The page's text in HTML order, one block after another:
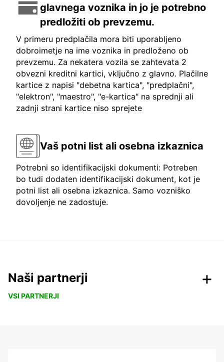
glavnega voznika in jo je potrebno
predložiti ob prevzemu.
V primeru predplačila mora biti uporabljeno
dobroimetje na ime voznika in predloženo ob
prevzemu. Za nekatera vozila se zahtevata 2
obvezni kreditni kartici, vključno z glavno. Plačilne
kartice z napisi "debetna kartica", "predplačni",
"elektron", "maestro", "e-kartica" na sprednji ali
zadnji strani kartice niso sprejete
Vaš potni list ali osebna izkaznica
Potrebni so identifikacijski dokumenti: Potreben
bo tudi dodaten identifikacijski dokument, kot je
potni list ali osebna izkaznica. Samo vozniško
dovoljenje ne zadostuje.
Naši partnerji
VSI PARTNERJI